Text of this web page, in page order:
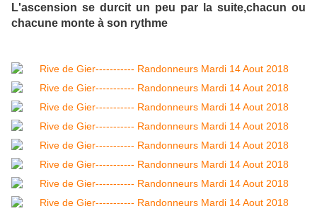
L'ascension se durcit un peu par la suite,chacun ou
chacune monte à son rythme